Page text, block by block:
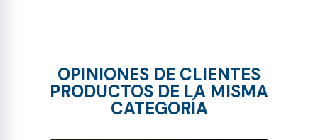
OPINIONES DE CLIENTES
PRODUCTOS DE LA MISMA
CATEGORÍA